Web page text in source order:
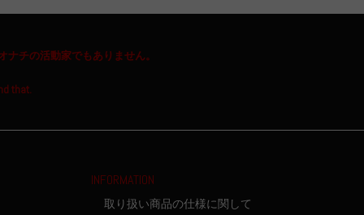
チの活動家でもありません。
that.
INFORMATION
取り扱い商品の仕様に関して